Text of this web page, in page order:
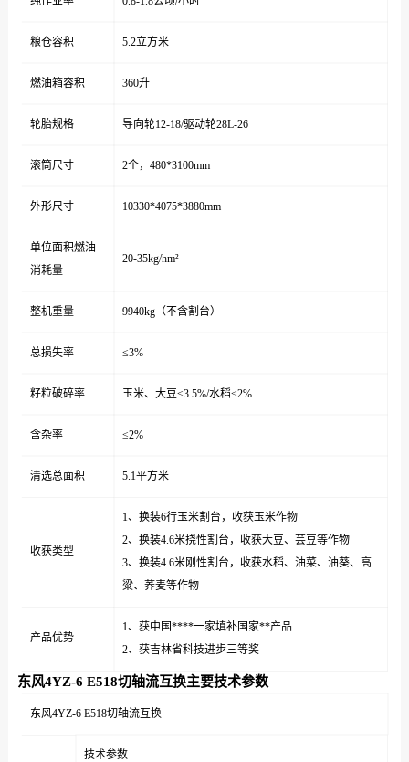
粮仓容积 5.2立方米
燃油箱容积 360升
轮胎规格 导向轮12-18/驱动轮28L-26
滚筒尺寸 2个，480*3100mm
外形尺寸 10330*4075*3880mm
单位面积燃油
消耗量
20-35kg/hm²
整机重量 9940kg（不含割台）
总损失率 ≤3%
籽粒破碎率 玉米、大豆≤3.5%/水稻≤2%
含杂率 ≤2%
清选总面积 5.1平方米
收获类型
1、换装6行玉米割台，收获玉米作物
2、换装4.6米挠性割台，收获大豆、芸豆等作物
3、换装4.6米刚性割台，收获水稻、油菜、油葵、高
粱、荞麦等作物
产品优势
1、获中国****一家填补国家**产品
2、获吉林省科技进步三等奖
东风4YZ-6 E518切轴流互换主要技术参数
东风4YZ-6 E518切轴流互换
技术参数